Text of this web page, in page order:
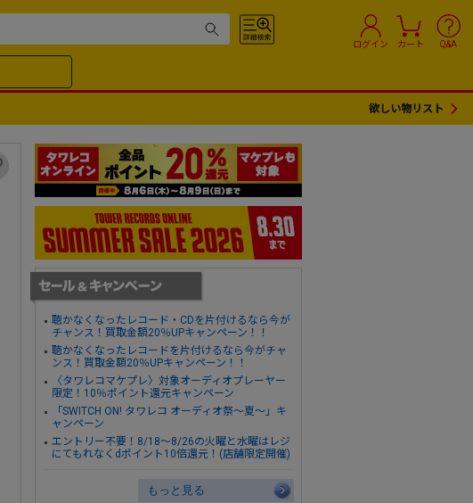
ログイン カート Q&A
欲しい物リスト
聴かなくなったレコード・CDを片付けるなら今が
チャンス！買取金額20％UPキャンペーン！！
聴かなくなったレコードを片付けるなら今がチャ
ンス！買取金額20％UPキャンペーン！！
〈タワレコマケプレ〉対象オーディオプレーヤー
限定！10％ポイント還元キャンペーン
「SWITCH ON! タワレコ オーディオ祭～夏～」キ
ャンペーン
エントリー不要！8/18～8/26の火曜と水曜はレジ
にてもれなくdポイント10倍還元！(店舗限定開催)
もっと見る